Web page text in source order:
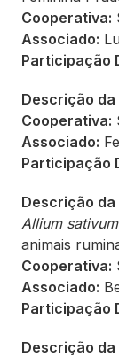
Cooperativa:
Associado:
Participação
Descrição
Cooperativa:
Associado:
Participação
Descrição
Allium sativum
animais
Cooperativa:
Associado:
Participação
Descrição